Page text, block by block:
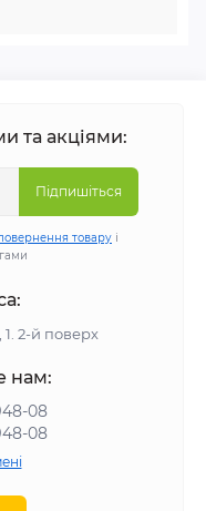
та акціями:
Підпишіться
товару і
1. 2-й поверх
нам:
08
08